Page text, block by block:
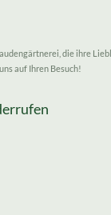
die ihre
auf Ihren Besuch!